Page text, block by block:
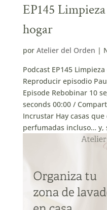
EP145
hogar
por Atelier del Orden |
Podcast EP145
Reproducir episodio
Episode Rebobinar 10
seconds 00:00 /
Incrustar Hay casas
perfumadas incluso… y,